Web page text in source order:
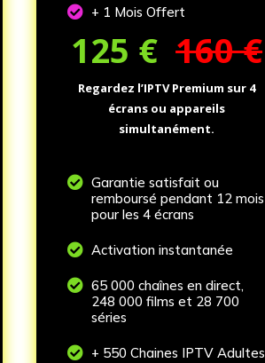
 + 1 Mois Offert
125 €160 €
Regardez l’IPTV Premium sur 4
écrans ou appareils
simultanément.
 Garantie satisfait ou
remboursé pendant 12 mois
pour les 4 écrans
 Activation instantanée
 65 000 chaînes en direct,
248 000 films et 28 700
séries
 + 550 Chaines IPTV Adultes